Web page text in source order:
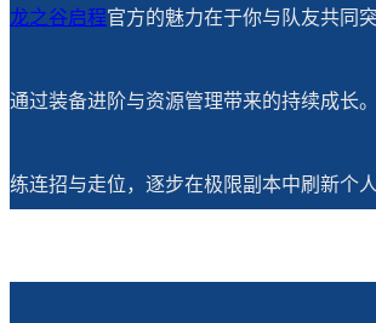
龙之谷启程官方的魅力在于你与队友共同
通过装备进阶与资源管理带来的持续成长
练连招与走位，逐步在极限副本中刷新个人